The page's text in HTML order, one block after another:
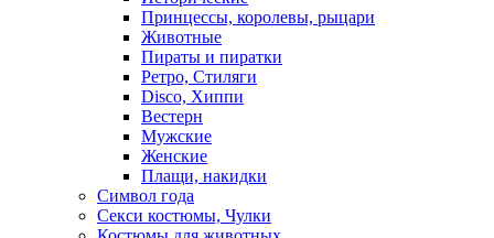
Принцессы, королевы, рыцари
Животные
Пираты и пиратки
Ретро, Стиляги
Disco, Хиппи
Вестерн
Мужские
Женские
Плащи, накидки
Символ года
Секси костюмы, Чулки